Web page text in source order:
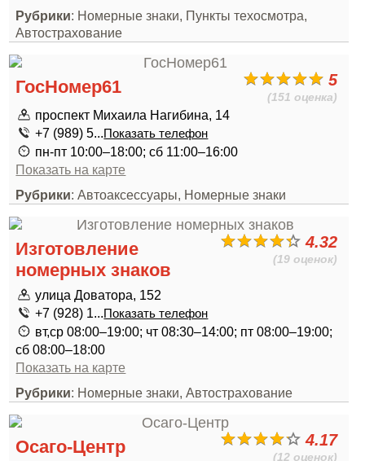
Рубрики: Номерные знаки, Пункты техосмотра,
Автострахование
5
(151 оценка)
ГосНомер61
проспект Михаила Нагибина, 14
+7 (989) 5...Показать телефон
пн-пт 10:00–18:00; сб 11:00–16:00
Показать на карте
Рубрики: Автоаксессуары, Номерные знаки
4.32
(19 оценок)
Изготовление
номерных знаков
улица Доватора, 152
+7 (928) 1...Показать телефон
вт,ср 08:00–19:00; чт 08:30–14:00; пт 08:00–19:00;
сб 08:00–18:00
Показать на карте
Рубрики: Номерные знаки, Автострахование
4.17
(12 оценок)
Осаго-Центр